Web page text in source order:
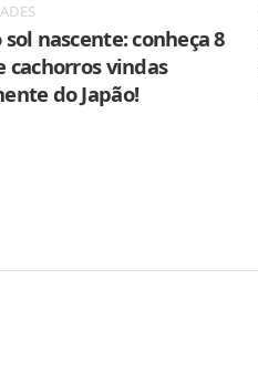
sol nascente: conheça 8
cachorros vindas
do Japão!